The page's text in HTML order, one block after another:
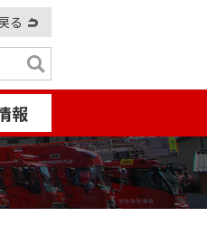
る
報